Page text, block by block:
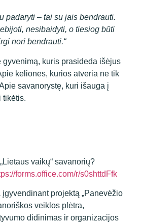
padaryti – tai su jais bendrauti.
nesibaidyti, o tiesiog būti
nori bendrauti.“
kuris prasideda išėjus
keliones, kurios atveria ne tik
savanorystę, kuri išauga į
tikėtis.
vaikų“ savanorių?
forms.office.com/r/s0shttdFfk
projektą „Panevėžio
veiklos plėtra,
didinimas ir organizacijos